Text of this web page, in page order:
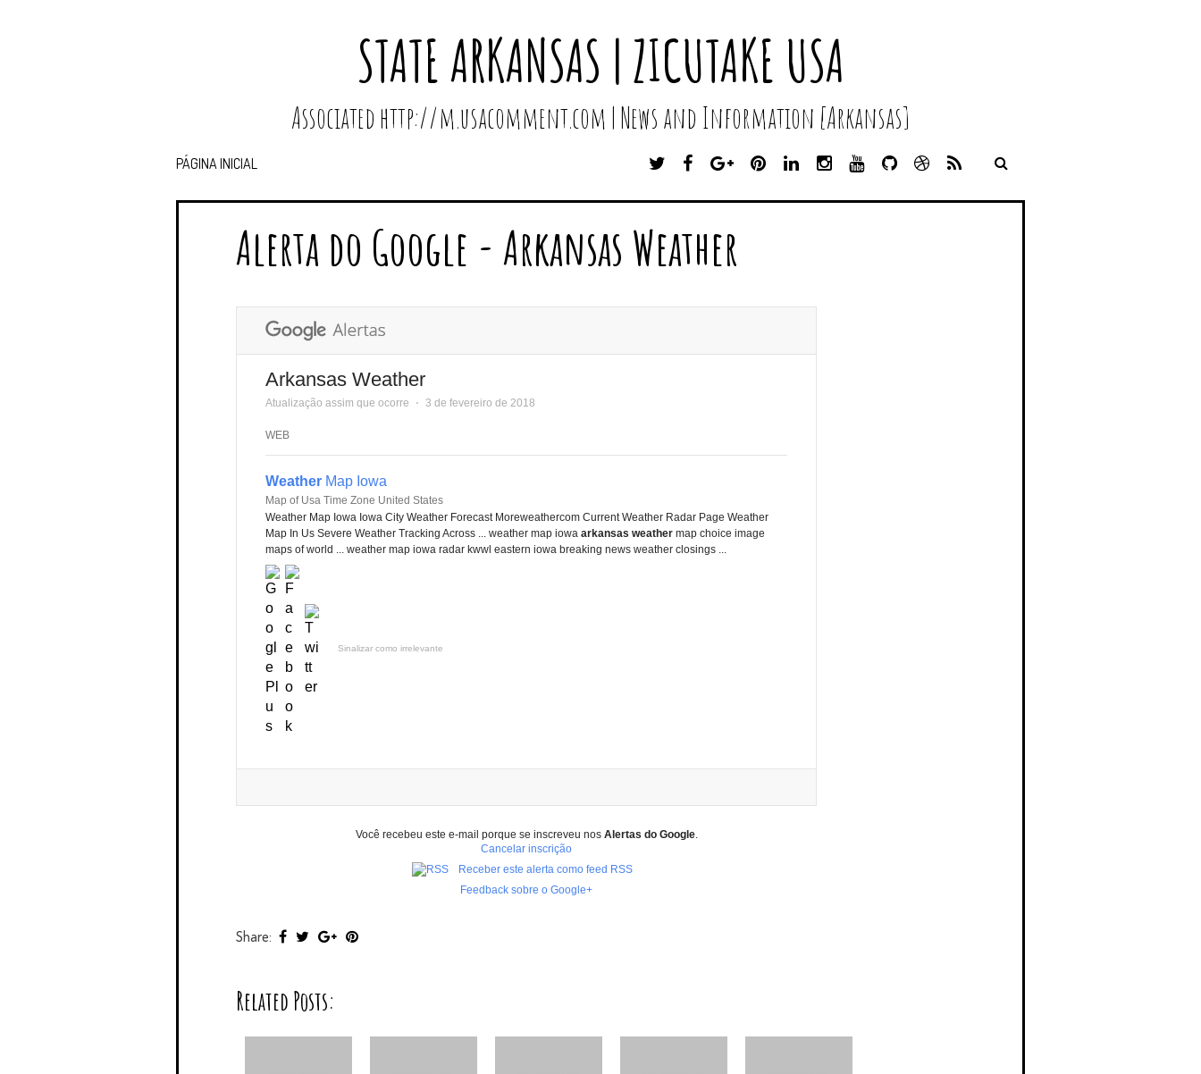
STATE ARKANSAS | ZICUTAKE USA
Associated http://m.usacomment.com | News and Information [Arkansas]
PÁGINA INICIAL
T
I
T
E
R
F
C
B
O
G
O
U
P
N
T
L
N
S
Y
U
G
T
D
I
S
Alerta do Google - Arkansas Weather
Arkansas Weather
Atualização assim que ocorre ⋅ 3 de fevereiro de 2018
WEB
Weather Map Iowa
Map of Usa Time Zone United States
Weather Map Iowa Iowa City Weather Forecast Moreweathercom Current Weather Radar Page Weather
Map In Us Severe Weather Tracking Across ... weather map iowa arkansas weather map choice image
maps of world ... weather map iowa radar kwwl eastern iowa breaking news weather closings ...
Sinalizar como irrelevante
Você recebeu este e-mail porque se inscreveu nos Alertas do Google.
Cancelar inscrição
Receber este alerta como feed RSS
Feedback sobre o Google+
Share:
Related Posts: